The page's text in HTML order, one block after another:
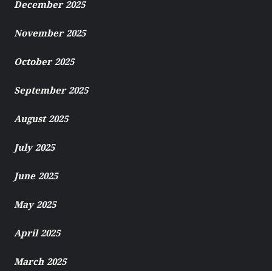
December 2025
November 2025
October 2025
September 2025
August 2025
July 2025
June 2025
May 2025
April 2025
March 2025